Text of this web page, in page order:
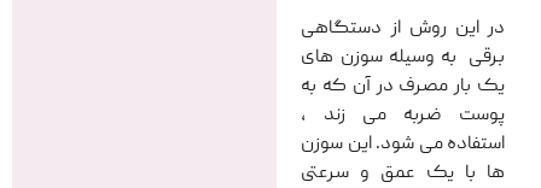
در این روش از دستگاهی
برقی به وسیله سوزن های
یک بار مصرف در آن که به
پوست ضربه می زند ،
استفاده می شود. این سوزن
ها با یک عمق و سرعتی